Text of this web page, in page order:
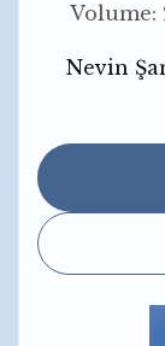
Volume:
Nevin